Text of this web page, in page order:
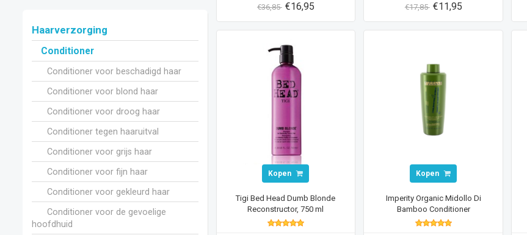
Haarverzorging
Conditioner
Conditioner voor beschadigd haar
Conditioner voor blond haar
Conditioner voor droog haar
Conditioner tegen haaruitval
Conditioner voor grijs haar
Conditioner voor fijn haar
Conditioner voor gekleurd haar
Conditioner voor de gevoelige
hoofdhuid
€36,85 €16,95 €17,85 €11,95
Kopen
Tigi Bed Head Dumb Blonde
Reconstructor, 750 ml
Kopen
Imperity Organic Midollo Di
Bamboo Conditioner